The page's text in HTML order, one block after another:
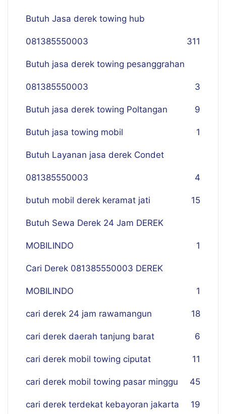
Butuh Jasa derek towing hub
081385550003 311
Butuh jasa derek towing pesanggrahan
081385550003 3
Butuh jasa derek towing Poltangan 9
Butuh jasa towing mobil 1
Butuh Layanan jasa derek Condet
081385550003 4
butuh mobil derek keramat jati 15
Butuh Sewa Derek 24 Jam DEREK
MOBILINDO 1
Cari Derek 081385550003 DEREK
MOBILINDO 1
cari derek 24 jam rawamangun 18
cari derek daerah tanjung barat 6
cari derek mobil towing ciputat 11
cari derek mobil towing pasar minggu 45
cari derek terdekat kebayoran jakarta 19